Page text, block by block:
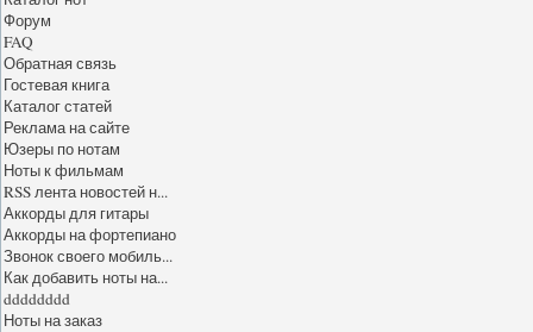
Форум
FAQ
Обратная связь
Гостевая книга
Каталог статей
Реклама на сайте
Юзеры по нотам
Ноты к фильмам
RSS лента новостей н...
Аккорды для гитары
Аккорды на фортепиано
Звонок своего мобиль...
Как добавить ноты на...
dddddddd
Ноты на заказ